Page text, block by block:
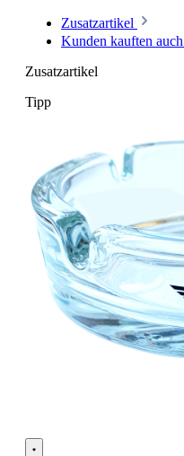
Zusatzartikel
Kunden kauften auch
Zusatzartikel
Tipp